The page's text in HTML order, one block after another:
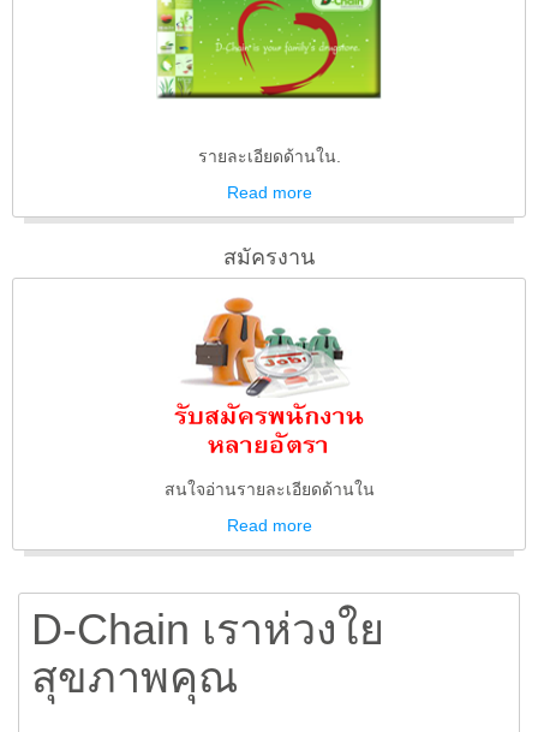
รายละเอียดด้านใน.
Read more
สมัครงาน
สนใจอ่านรายละเอียดด้านใน
Read more
D-Chain เราห่วงใย
สุขภาพคุณ